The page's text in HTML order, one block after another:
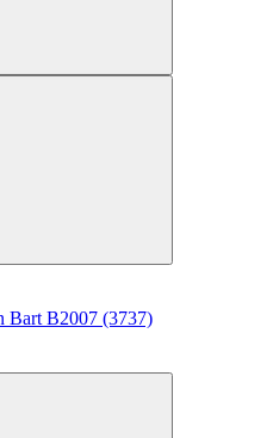
Bart B2007 (3737)